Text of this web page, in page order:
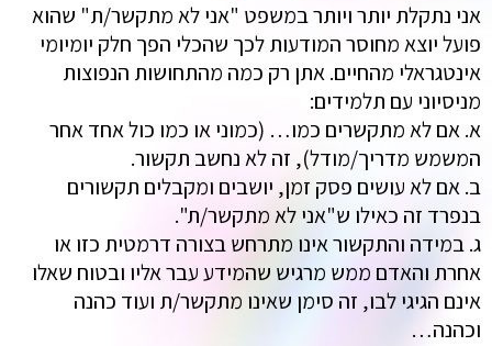
אני נתקלת יותר ויותר במשפט "אני לא מתקשר/ת" שהוא
פועל יוצא מחוסר המודעות לכך שהכלי הפך חלק יומיומי
אינטגראלי מהחיים. אתן רק כמה מהתחושות הנפוצות
מניסיוני עם תלמידים:
א. אם לא מתקשרים כמו… (כמוני או כמו כול אחד אחר
המשמש מדריך/מודל), זה לא נחשב תקשור.
ב. אם לא עושים פסק זמן, יושבים ומקבלים תקשורים
בנפרד זה כאילו ש"אני לא מתקשר/ת".
ג. במידה והתקשור אינו מתרחש בצורה דרמטית כזו או
אחרת והאדם ממש מרגיש שהמידע עבר אליו ובטוח שאלו
אינם הגיגי לבו, זה סימן שאינו מתקשר/ת ועוד כהנה
וכהנה…